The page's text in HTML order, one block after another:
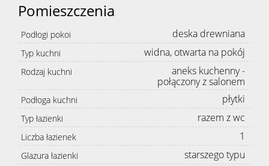
Pomieszczenia
Podłogi pokoi deska drewniana
Typ kuchni widna, otwarta na pokój
Rodzaj kuchni
aneks kuchenny -
połączony z salonem
Podłoga kuchni płytki
Typ łazienki razem z wc
Liczba łazienek 1
Glazura łazienki starszego typu